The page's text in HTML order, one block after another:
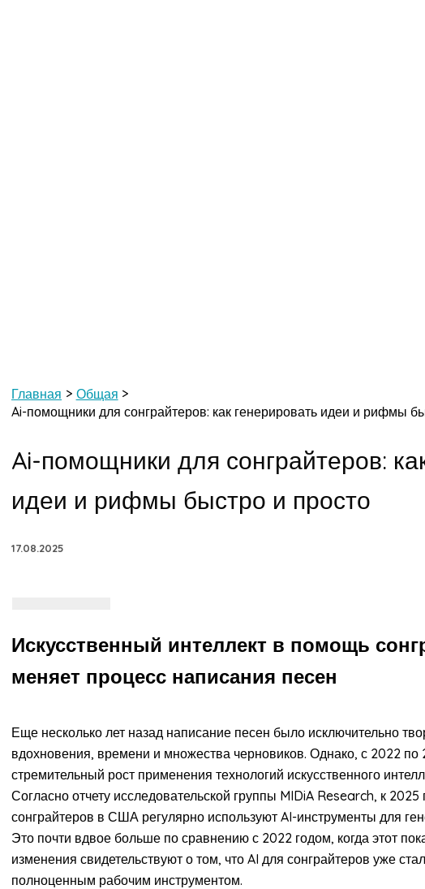
Главная
Общая
Ai-помощники для сонграйтеров: как генерировать идеи и рифмы
Ai-помощники для сонграйтеров:
идеи и рифмы быстро и просто
17.08.2025
Искусственный интеллект в помощь
меняет процесс написания песен
Еще несколько лет назад написание песен было исключительно
вдохновения, времени и множества черновиков. Однако, с 2022 по
стремительный рост применения технологий искусственного
Согласно отчету исследовательской группы MIDiA Research, к
сонграйтеров в США регулярно используют AI-инструменты для
Это почти вдвое больше по сравнению с 2022 годом, когда этот
изменения свидетельствуют о том, что AI для сонграйтеров уже
полноценным рабочим инструментом.